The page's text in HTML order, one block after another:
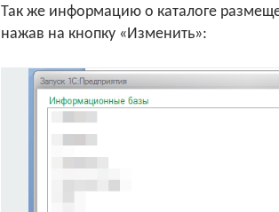
Так же информацию о каталоге
нажав на кнопку «Изменить»: